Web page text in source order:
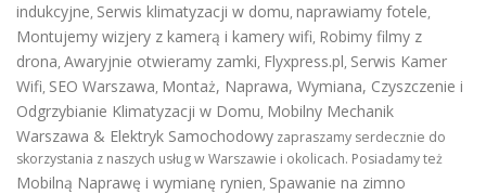
indukcyjne, Serwis klimatyzacji w domu, naprawiamy fotele,
Montujemy wizjery z kamerą i kamery wifi, Robimy filmy z
drona, Awaryjnie otwieramy zamki, Flyxpress.pl, Serwis Kamer
Wifi, SEO Warszawa, Montaż, Naprawa, Wymiana, Czyszczenie i
Odgrzybianie Klimatyzacji w Domu, Mobilny Mechanik
Warszawa & Elektryk Samochodowy zapraszamy serdecznie do
skorzystania z naszych usług w Warszawie i okolicach. Posiadamy też
Mobilną Naprawę i wymianę rynien, Spawanie na zimno